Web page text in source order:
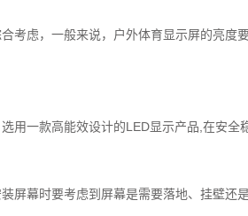
考虑，一般来说，户外体育显示屏的亮度
用一款高能效设计的LED显示产品,在安全
屏幕时要考虑到屏幕是需要落地、挂壁还是